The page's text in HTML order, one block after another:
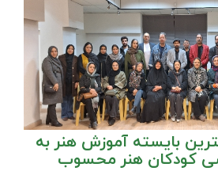
بایسته آموزش هنر به
کودکان هنر محسوب